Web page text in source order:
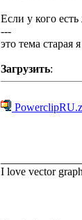
Если у кого
---
это тема старая
Загрузить:
I love vector